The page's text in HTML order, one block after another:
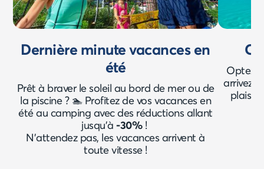
Dernière minute vacances en
été
Prêt à braver le soleil au bord de mer ou de
la piscine ? 🏊 Profitez de vos vacances en
été au camping avec des réductions allant
jusqu'à -30% !
N'attendez pas, les vacances arrivent à
toute vitesse !
Optez
arrivez